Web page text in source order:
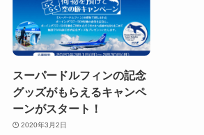
スーパードルフィンの記念
グッズがもらえるキャンペ
ーンがスタート！
2020年3月2日